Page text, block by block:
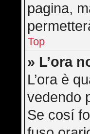
pagina,
Top
» L’ora
L’ora è
vedendo
Se cosí